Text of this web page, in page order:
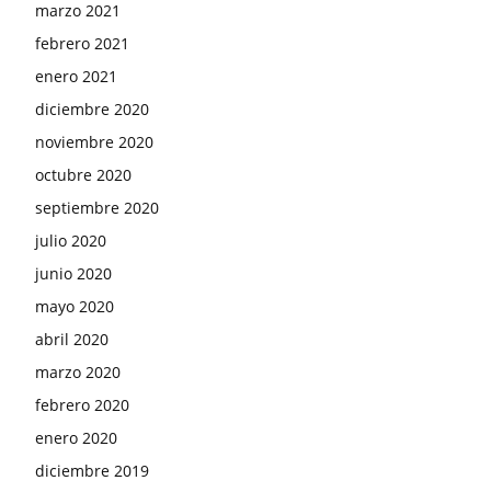
marzo 2021
febrero 2021
enero 2021
diciembre 2020
noviembre 2020
octubre 2020
septiembre 2020
julio 2020
junio 2020
mayo 2020
abril 2020
marzo 2020
febrero 2020
enero 2020
diciembre 2019